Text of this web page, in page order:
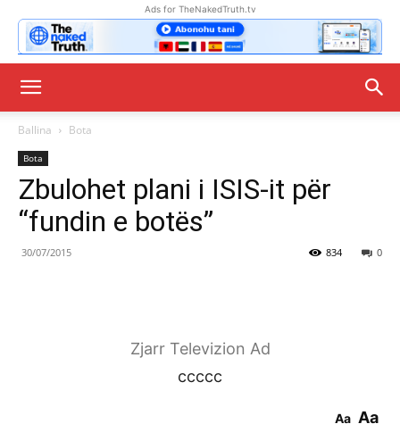
Ads for TheNakedTruth.tv
Ballina Bota
Bota
Zbulohet plani i ISIS-it për
“fundin e botës”
30/07/2015 0
834
Zjarr Televizion Ad
ccccc
Aa Aa